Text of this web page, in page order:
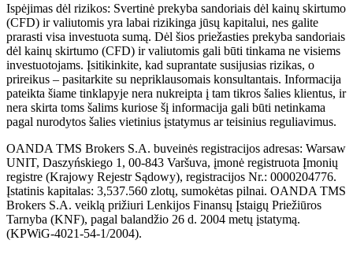
Ispėjimas dėl rizikos: Svertinė prekyba sandoriais dėl kainų skirtumo
(CFD) ir valiutomis yra labai rizikinga jūsų kapitalui, nes galite
prarasti visa investuota sumą. Dėl šios priežasties prekyba sandoriais
dėl kainų skirtumo (CFD) ir valiutomis gali būti tinkama ne visiems
investuotojams. Įsitikinkite, kad suprantate susijusias rizikas, o
prireikus – pasitarkite su nepriklausomais konsultantais. Informacija
pateikta šiame tinklapyje nera nukreipta į tam tikros šalies klientus, ir
nera skirta toms šalims kuriose šį informacija gali būti netinkama
pagal nurodytos šalies vietinius įstatymus ar teisinius reguliavimus.
OANDA TMS Brokers S.A. buveinės registracijos adresas: Warsaw
UNIT, Daszyńskiego 1, 00-843 Varšuva, įmonė registruota Įmonių
registre (Krajowy Rejestr Sądowy), registracijos Nr.: 0000204776.
Įstatinis kapitalas: 3,537.560 zlotų, sumokėtas pilnai. OANDA TMS
Brokers S.A. veiklą prižiuri Lenkijos Finansų Įstaigų Priežiūros
Tarnyba (KNF), pagal balandžio 26 d. 2004 metų įstatymą.
(KPWiG-4021-54-1/2004).